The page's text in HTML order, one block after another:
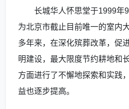
长城华人怀思堂于1999年
为北京市截止目前唯一的室内
多年来，在深化殡葬改革，促
明建设，最大限度节约耕地和
方面进行了不懈地探索和实践
益也逐步提高。